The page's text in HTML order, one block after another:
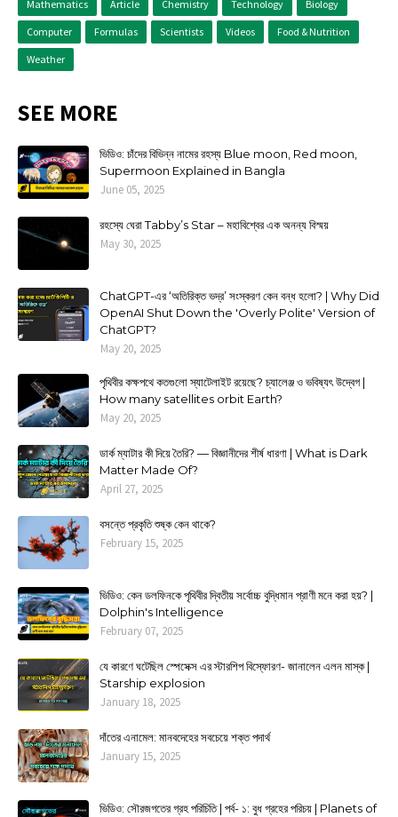
Mathematics Article Chemistry Technology Biology
Computer Formulas Scientists Videos Food & Nutrition
Weather
SEE MORE
ভিডিও: চাঁদের বিভিন্ন নামের রহস্য Blue moon, Red moon,
Supermoon Explained in Bangla
June 05, 2025
রহস্যে ঘেরা Tabby’s Star – মহাবিশ্বের এক অনন্য বিস্ময়
May 30, 2025
ChatGPT-এর ‘অতিরিক্ত ভদ্র’ সংস্করণ কেন বন্ধ হলো? | Why Did
OpenAI Shut Down the 'Overly Polite' Version of
ChatGPT?
May 20, 2025
পৃথিবীর কক্ষপথে কতগুলো স্যাটেলাইট রয়েছে? চ্যালেঞ্জ ও ভবিষ্যৎ উদ্বেগ |
How many satellites orbit Earth?
May 20, 2025
ডার্ক ম্যাটার কী দিয়ে তৈরি? — বিজ্ঞানীদের শীর্ষ ধারণা | What is Dark
Matter Made Of?
April 27, 2025
বসন্তে প্রকৃতি শুষ্ক কেন থাকে?
February 15, 2025
ভিডিও: কেন ডলফিনকে পৃথিবীর দ্বিতীয় সর্বোচ্চ বুদ্ধিমান প্রাণী মনে করা হয়? |
Dolphin's Intelligence
February 07, 2025
যে কারণে ঘটেছিল স্পেসেক্স এর স্টারশিপ বিস্ফোরণ- জানালেন এলন মাস্ক |
Starship explosion
January 18, 2025
দাঁতের এনামেল: মানবদেহের সবচেয়ে শক্ত পদার্থ
January 15, 2025
ভিডিও: সৌরজগতের গ্রহ পরিচিতি | পর্ব- ১: বুধ গ্রহের পরিচয় | Planets of